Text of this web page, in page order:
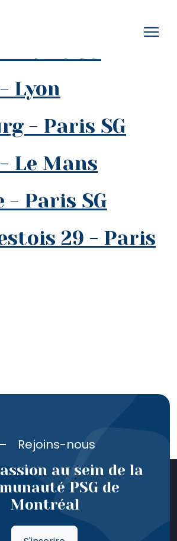
Paris SG
Lyon
- Paris SG
Le Mans
Paris SG
29 - Paris
Rejoins-nous
au sein de la
PSG de
Montréal